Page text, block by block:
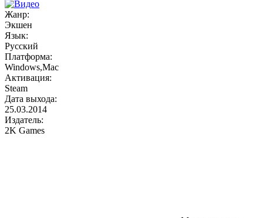
Жанр:
Экшен
Язык:
Русский
Платформа:
Windows,Mac
Активация:
Steam
Дата выхода:
25.03.2014
Издатель:
2K Games